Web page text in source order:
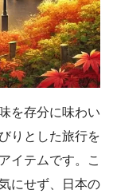
を存分に味わい
りとした旅行を
イテムです。こ
にせず、日本の